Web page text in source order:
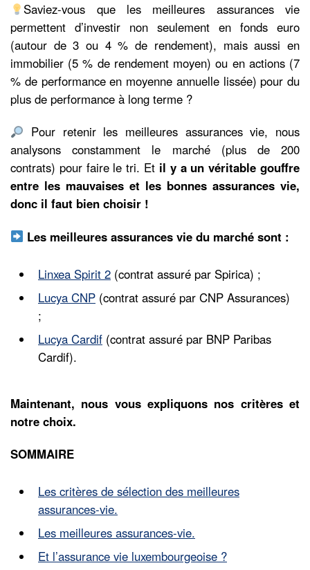
Saviez-vous que les meilleures assurances vie
permettent d’investir non seulement en fonds euro
(autour de 3 ou 4 % de rendement), mais aussi en
immobilier (5 % de rendement moyen) ou en actions (7
% de performance en moyenne annuelle lissée) pour du
plus de performance à long terme ?
Pour retenir les meilleures assurances vie, nous
analysons constamment le marché (plus de 200
contrats) pour faire le tri. Et il y a un véritable gouffre
entre les mauvaises et les bonnes assurances vie,
donc il faut bien choisir !
Les meilleures assurances vie du marché sont :
Linxea Spirit 2 (contrat assuré par Spirica) ;
Lucya CNP (contrat assuré par CNP Assurances)
;
Lucya Cardif (contrat assuré par BNP Paribas
Cardif).
Maintenant, nous vous expliquons nos critères et
notre choix.
SOMMAIRE
Les critères de sélection des meilleures
assurances-vie.
Les meilleures assurances-vie.
Et l’assurance vie luxembourgeoise ?